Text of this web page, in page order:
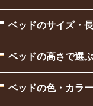
ベッドのサイズ・
ベッドの高さで選ぶ
ベッドの色・カラ